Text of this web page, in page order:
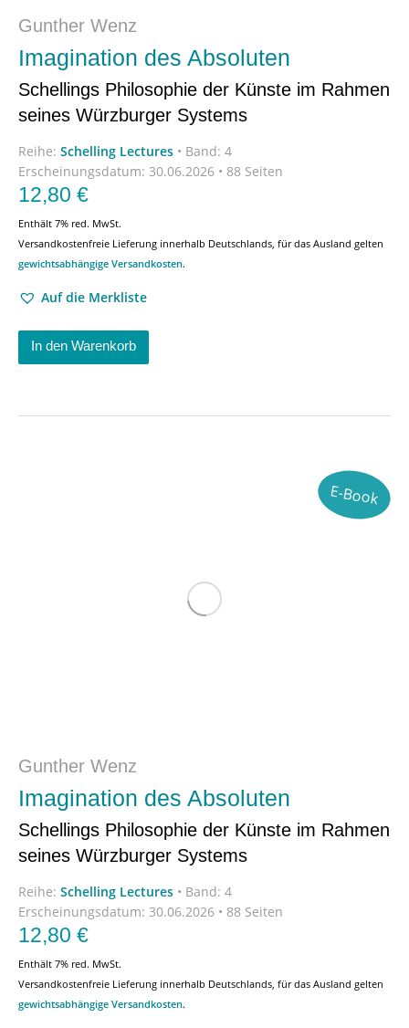
Gunther Wenz
Imagination des Absoluten
Schellings Philosophie der Künste im Rahmen
seines Würzburger Systems
Reihe: Schelling Lectures • Band: 4
Erscheinungsdatum: 30.06.2026 • 88 Seiten
12,80 €
Enthält 7% red. MwSt.
Versandkostenfreie Lieferung innerhalb Deutschlands, für das Ausland gelten
gewichtsabhängige Versandkosten.
Auf die Merkliste
In den Warenkorb
E-Book
Gunther Wenz
Imagination des Absoluten
Schellings Philosophie der Künste im Rahmen
seines Würzburger Systems
Reihe: Schelling Lectures • Band: 4
Erscheinungsdatum: 30.06.2026 • 88 Seiten
12,80 €
Enthält 7% red. MwSt.
Versandkostenfreie Lieferung innerhalb Deutschlands, für das Ausland gelten
gewichtsabhängige Versandkosten.